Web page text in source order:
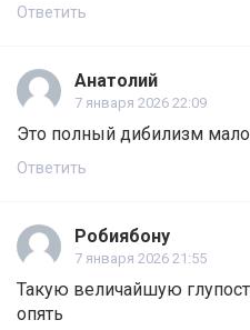
Ответить
Анатолий
7 января 2026 22:09
Это полный дибилизм
Ответить
Робиябону
7 января 2026 21:55
Такую величайшую
опять